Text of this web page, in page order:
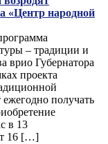
«Центр народной
– традиции и
врио Губернатора
проекта
получать
в 13
16 […]